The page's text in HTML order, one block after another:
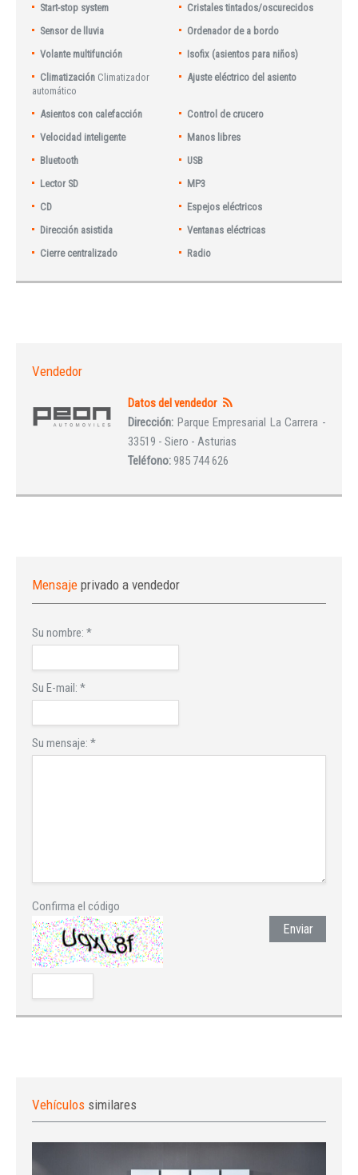
Start-stop system
Cristales tintados/oscurecidos
Sensor de lluvia
Ordenador de a bordo
Volante multifunción
Isofix (asientos para niños)
Climatización Climatizador
automático
Ajuste eléctrico del asiento
Asientos con calefacción
Control de crucero
Velocidad inteligente
Manos libres
Bluetooth
USB
Lector SD
MP3
CD
Espejos eléctricos
Dirección asistida
Ventanas eléctricas
Cierre centralizado
Radio
Vendedor
Datos del vendedor
Dirección: Parque Empresarial La Carrera -
33519 - Siero - Asturias
Teléfono:985 744 626
Mensaje privado a vendedor
Su nombre: *
Su E-mail: *
Su mensaje: *
Confirma el código
Enviar
Vehículos similares